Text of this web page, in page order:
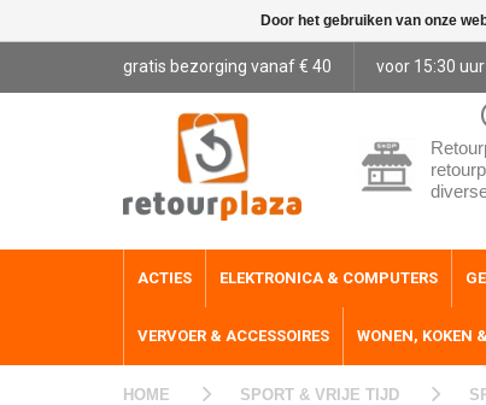
gratis bezorging vanaf € 40 voor 15:30
ACTIES ELEKTRONICA & COMPUTERS
VERVOER & ACCESSOIRES WONEN, KOKEN
HOME SPORT & VRIJE TIJD
Door het gebruiken van onze